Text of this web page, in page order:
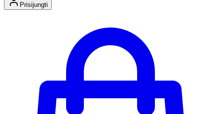
Prisijungti